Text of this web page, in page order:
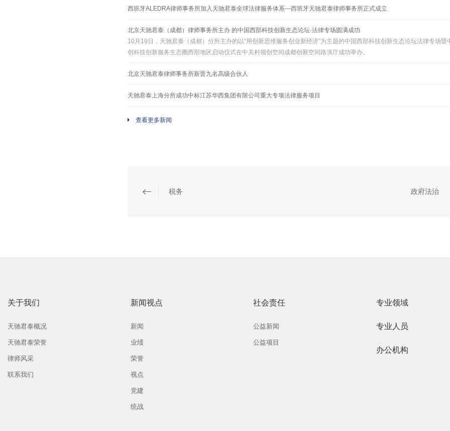
西班牙ALEDRA律师事务所加入天驰君泰全球法律服务体系—西班牙天驰君泰律师事务所正式成立
北京天驰君泰（成都）律师事务所主办 的中国西部科技创新生态论坛·法律专场圆满成功
​10月19日，天驰君泰（成都）分所主办的以“用创新思维服务创业新经济”为主题的中国西部科技创新生态论坛法律专场暨
创科技创新服务生态圈西部地区启动仪式在中关村领创空间成都创新空间路演厅成功举办。
北京天驰君泰律师事务所新晋九名高级合伙人
天驰君泰上海分所成功中标江苏华西集团有限公司重大专项法律服务项目
查看更多新闻
税务 政府法治
关于我们
天驰君泰概况
天驰君泰荣誉
律师风采
联系我们
新闻视点
新闻
业绩
荣誉
视点
党建
统战
社会责任
公益新闻
公益项目
专业领域
专业人员
办公机构